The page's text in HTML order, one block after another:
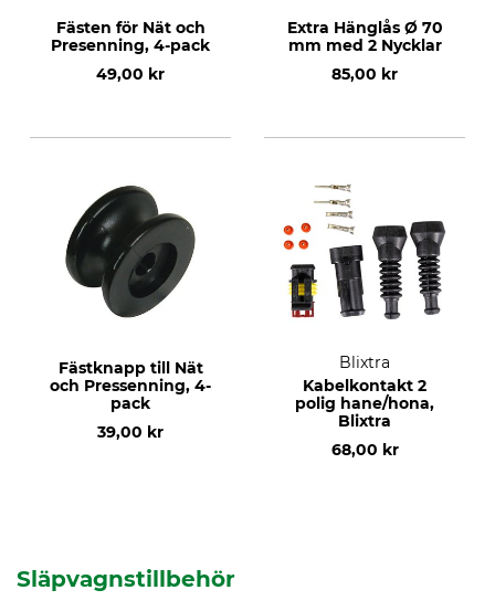
Fästen för Nät och
Presenning, 4-pack
49,00 kr
Extra Hänglås Ø 70
mm med 2 Nycklar
85,00 kr
Fästknapp till Nät
och Pressenning, 4-
pack
39,00 kr
Blixtra
Kabelkontakt 2
polig hane/hona,
Blixtra
68,00 kr
Släpvagnstillbehör